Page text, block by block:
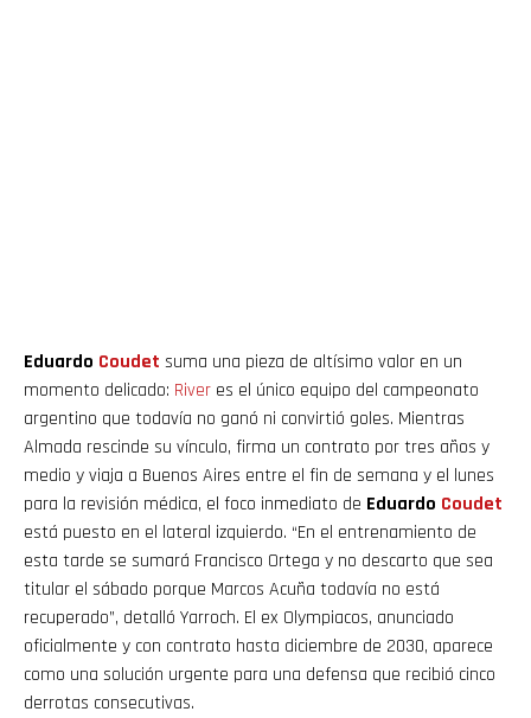
Eduardo Coudet suma una pieza de altísimo valor en un
momento delicado: River es el único equipo del campeonato
argentino que todavía no ganó ni convirtió goles. Mientras
Almada rescinde su vínculo, firma un contrato por tres años y
medio y viaja a Buenos Aires entre el fin de semana y el lunes
para la revisión médica, el foco inmediato de Eduardo Coudet
está puesto en el lateral izquierdo. “En el entrenamiento de
esta tarde se sumará Francisco Ortega y no descarto que sea
titular el sábado porque Marcos Acuña todavía no está
recuperado”, detalló Yarroch. El ex Olympiacos, anunciado
oficialmente y con contrato hasta diciembre de 2030, aparece
como una solución urgente para una defensa que recibió cinco
derrotas consecutivas.